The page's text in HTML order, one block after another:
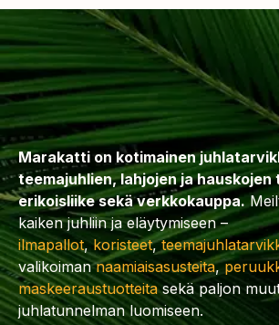
Marakatti on kotimainen
teemajuhlien, lahjojen ja
erikoisliike sekä verkkokauppa.
kaiken juhliin ja eläytymiseen –
ilmapallot,koristeet,
valikoimannaamiaisasusteita,
maskeeraustuotteitasekä paljon
juhlatunnelman luomiseen.